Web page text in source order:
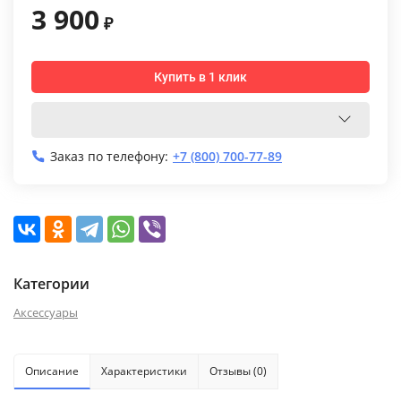
3 900 ₽
Купить в 1 клик
Заказ по телефону: +7 (800) 700-77-89
Категории
Аксессуары
Описание Характеристики Отзывы (0)